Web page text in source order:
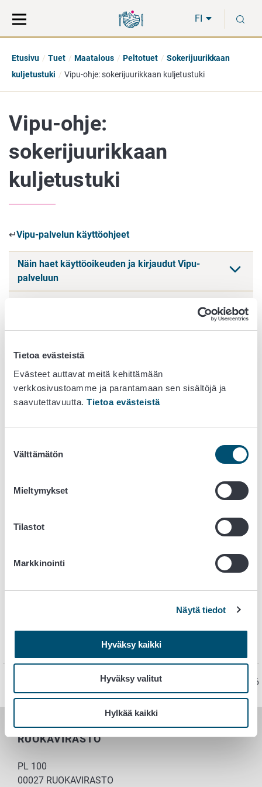
Tietoa evästeistä
Evästeet auttavat meitä kehittämään
verkkosivustoamme ja parantamaan sen sisältöjä ja
saavutettavuutta. Tietoa evästeistä
valinta
Välttämätön
Mieltymykset
Tilastot
Markkinointi
Näytä tiedot
Hyväksy kaikki
Hyväksy valitut
Hylkää kaikki
suoraan
sisältöön
koko
sivuston
FI
Etusivu Tuet Maatalous Peltotuet
Sokerijuurikkaan
kuljetustuki
Vipu-ohje: sokerijuurikkaan kuljetustuki
Vipu-ohje:
sokerijuurikkaan
kuljetustuki
↵Vipu-palvelun käyttöohjeet
Näin haet käyttöoikeuden ja kirjaudut Vipu-
palveluun
Vinkkejä liitteiden lisäämiseen Vipu-palvelussa
Vipu-ohje: Sokerijuurikkaan
kuljetustuki 2025
Julkaistu 10.2.2026
Lue ennen hakemista tuen hakuehdot sivulta
1. Näin haet sokerijuurikkaan kuljetustukea
Sivu on viimeksi päivitetty 10.2.2026
RUOKAVIRASTO
PL 100
00027 RUOKAVIRASTO